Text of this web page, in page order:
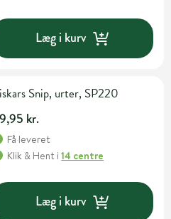
Læg i kurv
Snip, urter, SP220
kr.
Få leveret
Klik & Hent i14 centre
Læg i kurv